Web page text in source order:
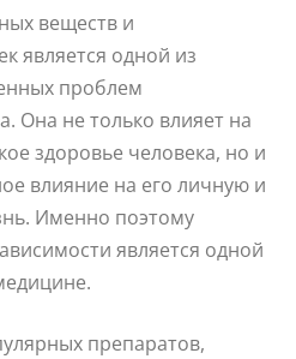
веществ и
является одной из
проблем
Она не только влияет на
здоровье человека, но и
влияние на его личную и
Именно поэтому
является одной
препаратов,